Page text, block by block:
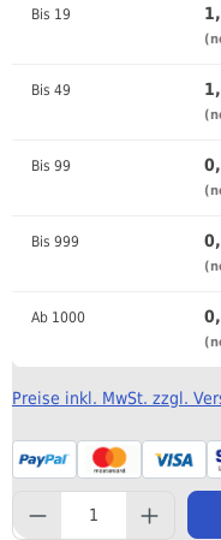
Bis 19
Bis 49
Bis 99
Bis 999
Ab 1000
Preise inkl. MwSt. zzgl.